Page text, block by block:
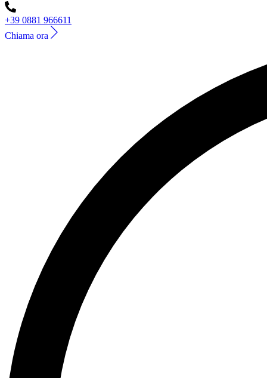
+39 0881 966611
Chiama ora